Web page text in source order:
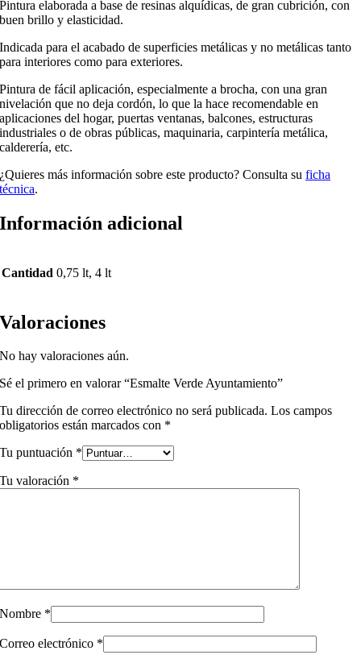
Pintura elaborada a base de resinas alquídicas, de gran cubrición, con
buen brillo y elasticidad.
Indicada para el acabado de superficies metálicas y no metálicas tanto
para interiores como para exteriores.
Pintura de fácil aplicación, especialmente a brocha, con una gran
nivelación que no deja cordón, lo que la hace recomendable en
aplicaciones del hogar, puertas ventanas, balcones, estructuras
industriales o de obras públicas, maquinaria, carpintería metálica,
calderería, etc.
¿Quieres más información sobre este producto? Consulta suficha
técnica.
Información adicional
Cantidad 0,75 lt, 4 lt
Valoraciones
No hay valoraciones aún.
Sé el primero en valorar “Esmalte Verde Ayuntamiento”
Tu dirección de correo electrónico no será publicada. Los campos
obligatorios están marcados con *
Tu puntuación *
Tu valoración *
Nombre *
Correo electrónico *